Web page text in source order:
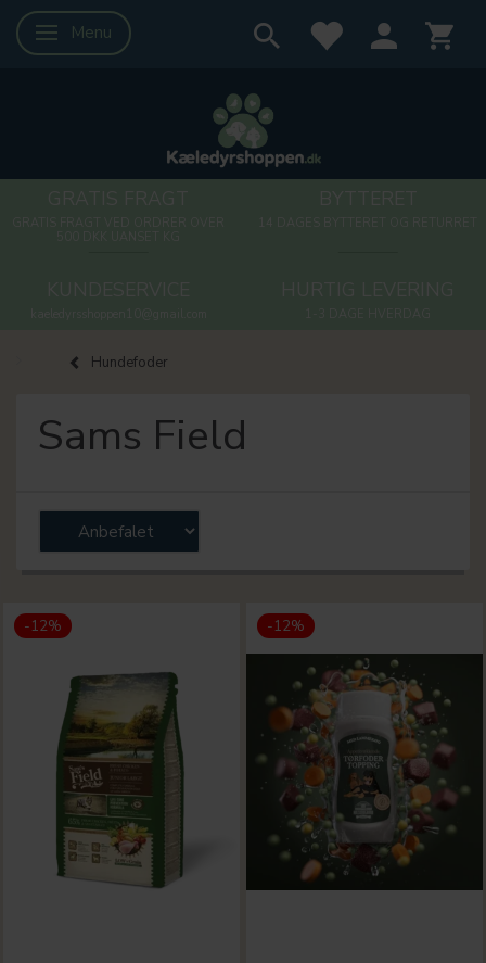
Skifte navigation
Menu
Hundefoder
Sams Field
-12% -12%